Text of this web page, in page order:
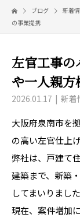
ブログ 新着
の事業提携
左官工事の
や一人親方
2026.01.17 新着
大阪府泉南市を
の高い左官仕上
弊社は、戸建て
建築まで、新築
してまいりました
現在、案件増加